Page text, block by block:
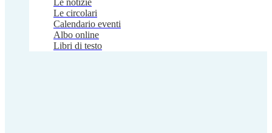
Le notizie
Le circolari
Calendario eventi
Albo online
Libri di testo